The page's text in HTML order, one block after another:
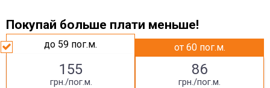
Покупай больше плати меньше!
до 59 пог.м.
155
грн./пог.м.
от 60 пог.м.
86
грн./пог.м.